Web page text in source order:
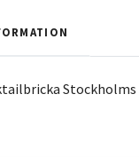
Stockholms